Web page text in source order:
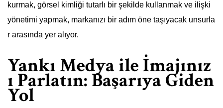
kurmak, görsel kimliği tutarlı bir şekilde kullanmak ve ilişki
yönetimi yapmak, markanızı bir adım öne taşıyacak unsurla
r arasında yer alıyor.
Yankı Medya ile İmajınız
ı Parlatın: Başarıya Giden
Yol